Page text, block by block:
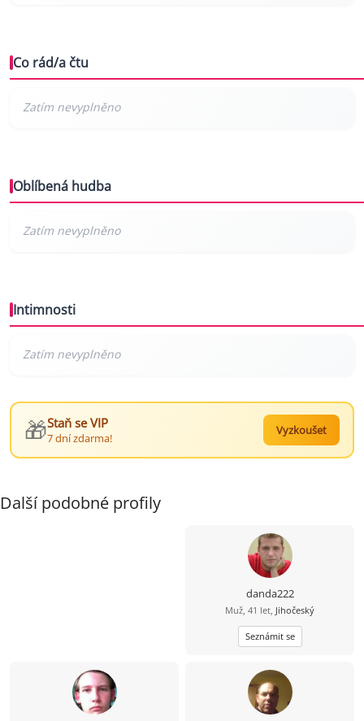
Co rád/a čtu
Oblíbená hudba
Intimnosti
🎁Staň se VIP
7 dní zdarma!
Vyzkoušet
Další podobné profily
danda222
Muž, 41 let, Jihočeský
Seznámit se